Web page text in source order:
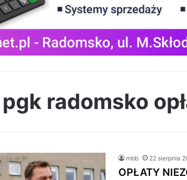
radomsko
mbb 22 sierpnia
OPŁATY